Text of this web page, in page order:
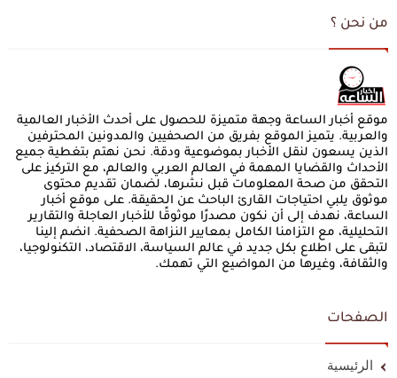
من نحن ؟
موقع أخبار الساعة وجهة متميزة للحصول على أحدث الأخبار العالمية
والعربية. يتميز الموقع بفريق من الصحفيين والمدونين المحترفين
الذين يسعون لنقل الأخبار بموضوعية ودقة. نحن نهتم بتغطية جميع
الأحداث والقضايا المهمة في العالم العربي والعالم، مع التركيز على
التحقق من صحة المعلومات قبل نشرها، لضمان تقديم محتوى
موثوق يلبي احتياجات القارئ الباحث عن الحقيقة. على موقع أخبار
الساعة، نهدف إلى أن نكون مصدرًا موثوقًا للأخبار العاجلة والتقارير
التحليلية، مع التزامنا الكامل بمعايير النزاهة الصحفية. انضم إلينا
لتبقى على اطلاع بكل جديد في عالم السياسة، الاقتصاد، التكنولوجيا،
والثقافة، وغيرها من المواضيع التي تهمك.
الصفحات
الرئيسية